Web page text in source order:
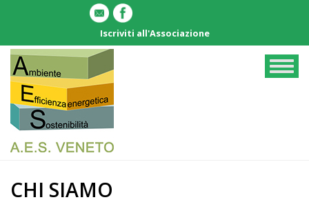
contenuto
principale
Iscriviti all'Associazione
CHI SIAMO